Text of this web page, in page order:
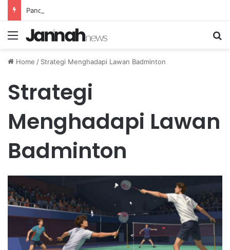
Menu
Home / Strategi Menghadapi Lawan Badminton
Strategi
Menghadapi Lawan
Badminton